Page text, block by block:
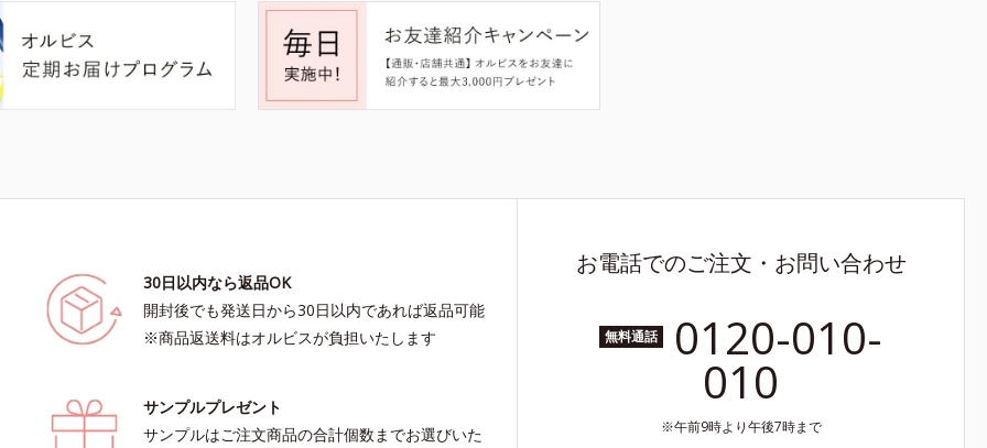
30日以内なら返品OK
開封後でも発送日から30日以内であれば返品可能
※商品返送料はオルビスが負担いたします
サンプルプレゼント
サンプルはご注文商品の合計個数までお選びいた
お電話でのご注文・お問い合わせ
無料通話 0120-010-
010
午前9時より午後7時まで